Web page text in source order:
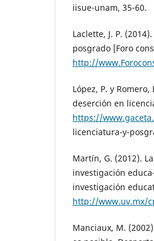
iisue-unam, 35-60.
Laclette, J. P.
posgrado [Foro
http://
López, P. y
deserción en
https://
licenciatura-y-
Martín, G. (2012).
investigación
investigación
http://www.uv.mx/
Manciaux, M.